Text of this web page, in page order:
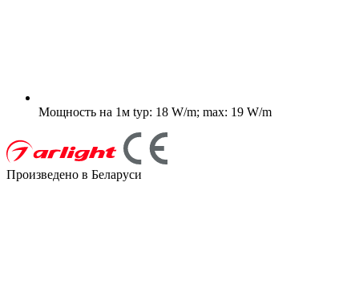
Мощность на 1м typ: 18 W/m; max: 19 W/m
Произведено в Беларуси